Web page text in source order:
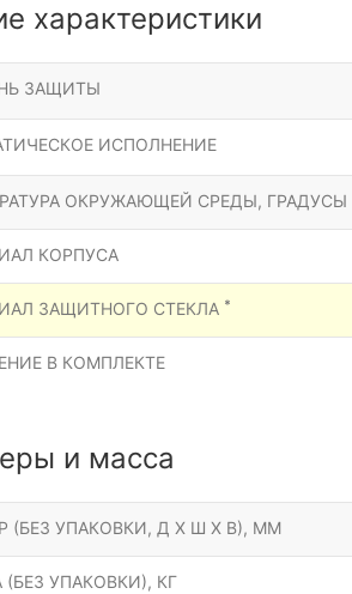
характеристики
ЗАЩИТЫ
ИСПОЛНЕНИЕ
ОКРУЖАЮЩЕЙ СРЕДЫ, ГРАДУСЫ
КОРПУСА
ЗАЩИТНОГО СТЕКЛА *
В КОМПЛЕКТЕ
и масса
(БЕЗ УПАКОВКИ, Д Х Ш Х В), ММ
УПАКОВКИ), КГ